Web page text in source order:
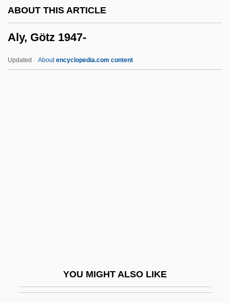
ABOUT THIS ARTICLE
Aly, Götz 1947-
Updated Aboutencyclopedia.com content
YOU MIGHT ALSO LIKE
Alvise Da Cadamosto